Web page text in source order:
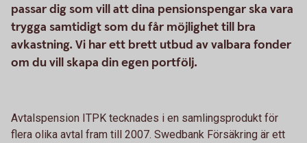
passar dig som vill att dina pensionspengar ska vara
trygga samtidigt som du får möjlighet till bra
avkastning. Vi har ett brett utbud av valbara fonder
om du vill skapa din egen portfölj.
Avtalspension ITPK tecknades i en samlingsprodukt för
flera olika avtal fram till 2007. Swedbank Försäkring är ett